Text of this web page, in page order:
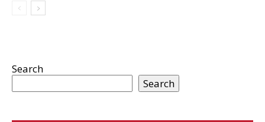
Search
Search